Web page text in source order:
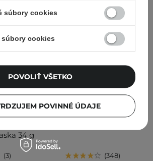
Set -
krém 50
34 g
3
Altruist - Sunscreen -
Krém s faktorom SPF50 s
chemickými a fyzikálnymi
348
súbory cookies
súbory cookies
POVINNÉ ÚDAJE
POVOLIŤ VŠETKO